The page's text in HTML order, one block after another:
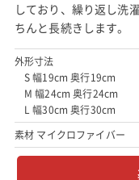
しており、繰り返し洗
ちんと長続きします。
外形寸法
S 幅19cm 奥行19cm
M 幅24cm 奥行24cm
L 幅30cm 奥行30cm
素材 マイクロファイバー